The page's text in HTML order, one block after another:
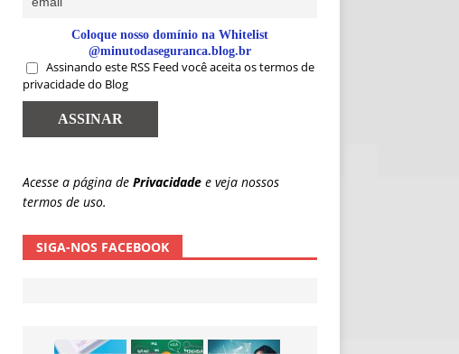
Coloque nosso domínio na Whitelist
@minutodaseguranca.blog.br
Assinando este RSS Feed você aceita os termos de
privacidade do Blog
Acesse a página de Privacidade e veja nossos
termos de uso.
SIGA-NOS FACEBOOK